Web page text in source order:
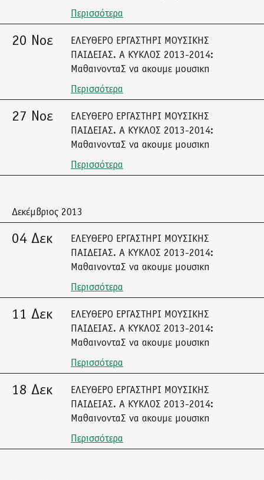
Περισσότερα
20 Νοε
ΕΛΕΥΘΕΡΟ ΕΡΓΑΣΤΗΡΙ ΜΟΥΣΙΚΗΣ
ΠΑΙΔΕΙΑΣ. Α ΚΥΚΛΟΣ 2013-2014:
ΜαθαινονταΣ να ακουμε μουσικη
Περισσότερα
27 Νοε
ΕΛΕΥΘΕΡΟ ΕΡΓΑΣΤΗΡΙ ΜΟΥΣΙΚΗΣ
ΠΑΙΔΕΙΑΣ. Α ΚΥΚΛΟΣ 2013-2014:
ΜαθαινονταΣ να ακουμε μουσικη
Περισσότερα
Δεκέμβριος 2013
04 Δεκ
ΕΛΕΥΘΕΡΟ ΕΡΓΑΣΤΗΡΙ ΜΟΥΣΙΚΗΣ
ΠΑΙΔΕΙΑΣ. Α ΚΥΚΛΟΣ 2013-2014:
ΜαθαινονταΣ να ακουμε μουσικη
Περισσότερα
11 Δεκ
ΕΛΕΥΘΕΡΟ ΕΡΓΑΣΤΗΡΙ ΜΟΥΣΙΚΗΣ
ΠΑΙΔΕΙΑΣ. Α ΚΥΚΛΟΣ 2013-2014:
ΜαθαινονταΣ να ακουμε μουσικη
Περισσότερα
18 Δεκ
ΕΛΕΥΘΕΡΟ ΕΡΓΑΣΤΗΡΙ ΜΟΥΣΙΚΗΣ
ΠΑΙΔΕΙΑΣ. Α ΚΥΚΛΟΣ 2013-2014:
ΜαθαινονταΣ να ακουμε μουσικη
Περισσότερα